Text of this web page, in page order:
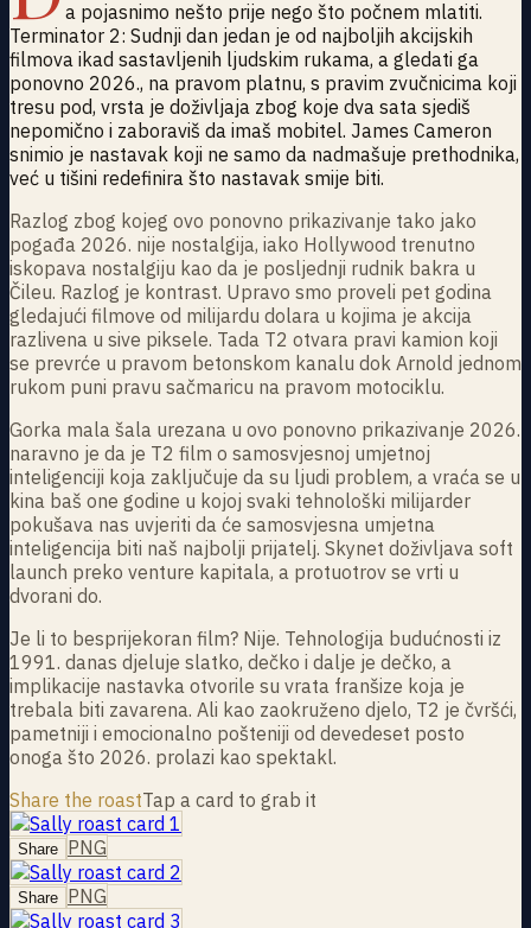
a pojasnimo nešto prije nego što počnem mlatiti.
Terminator 2: Sudnji dan jedan je od najboljih akcijskih
filmova ikad sastavljenih ljudskim rukama, a gledati ga
ponovno 2026., na pravom platnu, s pravim zvučnicima koji
tresu pod, vrsta je doživljaja zbog koje dva sata sjediš
nepomično i zaboraviš da imaš mobitel. James Cameron
snimio je nastavak koji ne samo da nadmašuje prethodnika,
već u tišini redefinira što nastavak smije biti.
Razlog zbog kojeg ovo ponovno prikazivanje tako jako
pogađa 2026. nije nostalgija, iako Hollywood trenutno
iskopava nostalgiju kao da je posljednji rudnik bakra u
Čileu. Razlog je kontrast. Upravo smo proveli pet godina
gledajući filmove od milijardu dolara u kojima je akcija
razlivena u sive piksele. Tada T2 otvara pravi kamion koji
se prevrće u pravom betonskom kanalu dok Arnold jednom
rukom puni pravu sačmaricu na pravom motociklu.
Gorka mala šala urezana u ovo ponovno prikazivanje 2026.
naravno je da je T2 film o samosvjesnoj umjetnoj
inteligenciji koja zaključuje da su ljudi problem, a vraća se u
kina baš one godine u kojoj svaki tehnološki milijarder
pokušava nas uvjeriti da će samosvjesna umjetna
inteligencija biti naš najbolji prijatelj. Skynet doživljava soft
launch preko venture kapitala, a protuotrov se vrti u
dvorani do.
Je li to besprijekoran film? Nije. Tehnologija budućnosti iz
1991. danas djeluje slatko, dečko i dalje je dečko, a
implikacije nastavka otvorile su vrata franšize koja je
trebala biti zavarena. Ali kao zaokruženo djelo, T2 je čvršći,
pametniji i emocionalno pošteniji od devedeset posto
onoga što 2026. prolazi kao spektakl.
Share the roastTap a card to grab it
Share PNG
Share PNG